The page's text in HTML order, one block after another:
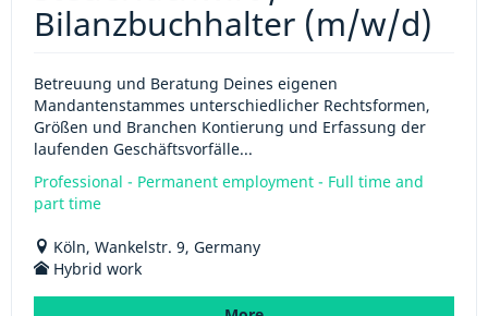
Bilanzbuchhalter (m/w/d)
Betreuung und Beratung Deines eigenen
Mandantenstammes unterschiedlicher Rechtsformen,
Größen und Branchen Kontierung und Erfassung der
laufenden Geschäftsvorfälle...
Professional - Permanent employment - Full time and
part time
Köln, Wankelstr. 9, Germany
Hybrid work